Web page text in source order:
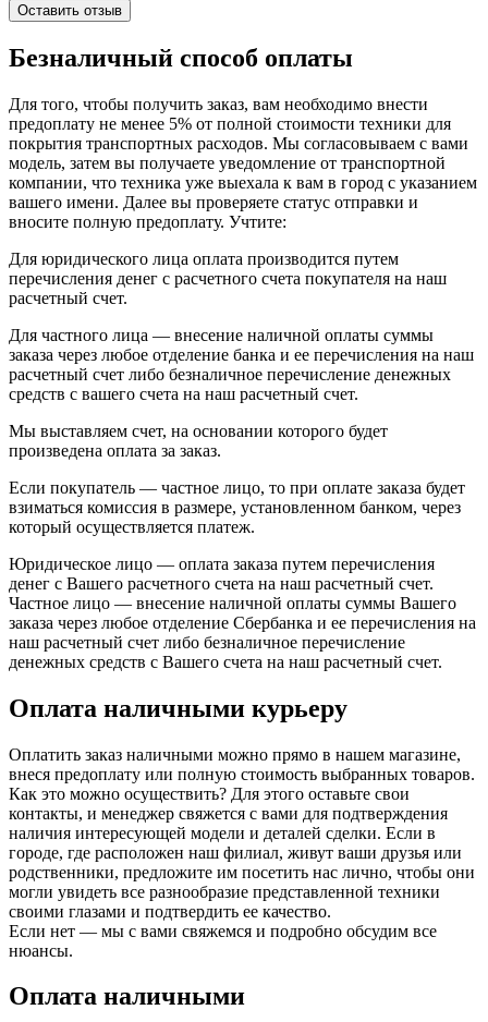
Оставить отзыв
Безналичный способ оплаты
Для того, чтобы получить заказ, вам необходимо внести
предоплату не менее 5% от полной стоимости техники для
покрытия транспортных расходов. Мы согласовываем с вами
модель, затем вы получаете уведомление от транспортной
компании, что техника уже выехала к вам в город с указанием
вашего имени. Далее вы проверяете статус отправки и
вносите полную предоплату. Учтите:
Для юридического лица оплата производится путем
перечисления денег с расчетного счета покупателя на наш
расчетный счет.
Для частного лица — внесение наличной оплаты суммы
заказа через любое отделение банка и ее перечисления на наш
расчетный счет либо безналичное перечисление денежных
средств с вашего счета на наш расчетный счет.
Мы выставляем счет, на основании которого будет
произведена оплата за заказ.
Если покупатель — частное лицо, то при оплате заказа будет
взиматься комиссия в размере, установленном банком, через
который осуществляется платеж.
Юридическое лицо — оплата заказа путем перечисления
денег с Вашего расчетного счета на наш расчетный счет.
Частное лицо — внесение наличной оплаты суммы Вашего
заказа через любое отделение Сбербанка и ее перечисления на
наш расчетный счет либо безналичное перечисление
денежных средств с Вашего счета на наш расчетный счет.
Оплата наличными курьеру
Оплатить заказ наличными можно прямо в нашем магазине,
внеся предоплату или полную стоимость выбранных товаров.
Как это можно осуществить? Для этого оставьте свои
контакты, и менеджер свяжется с вами для подтверждения
наличия интересующей модели и деталей сделки. Если в
городе, где расположен наш филиал, живут ваши друзья или
родственники, предложите им посетить нас лично, чтобы они
могли увидеть все разнообразие представленной техники
своими глазами и подтвердить ее качество.
Если нет — мы с вами свяжемся и подробно обсудим все
нюансы.
Оплата наличными